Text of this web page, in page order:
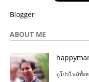
Blogger
ABOUT ME
ดูโปรไฟล์ทั้ง